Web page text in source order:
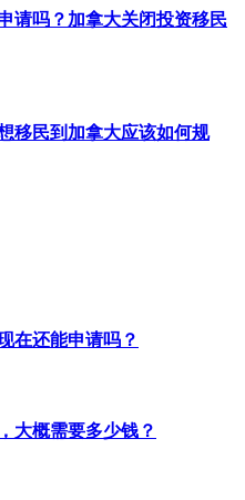
请吗？加拿大关闭投资移民
移民到加拿大应该如何规
在还能申请吗？
大概需要多少钱？